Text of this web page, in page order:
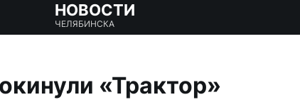
НОВОСТИ
ЧЕЛЯБИНСКА
«Трактор»